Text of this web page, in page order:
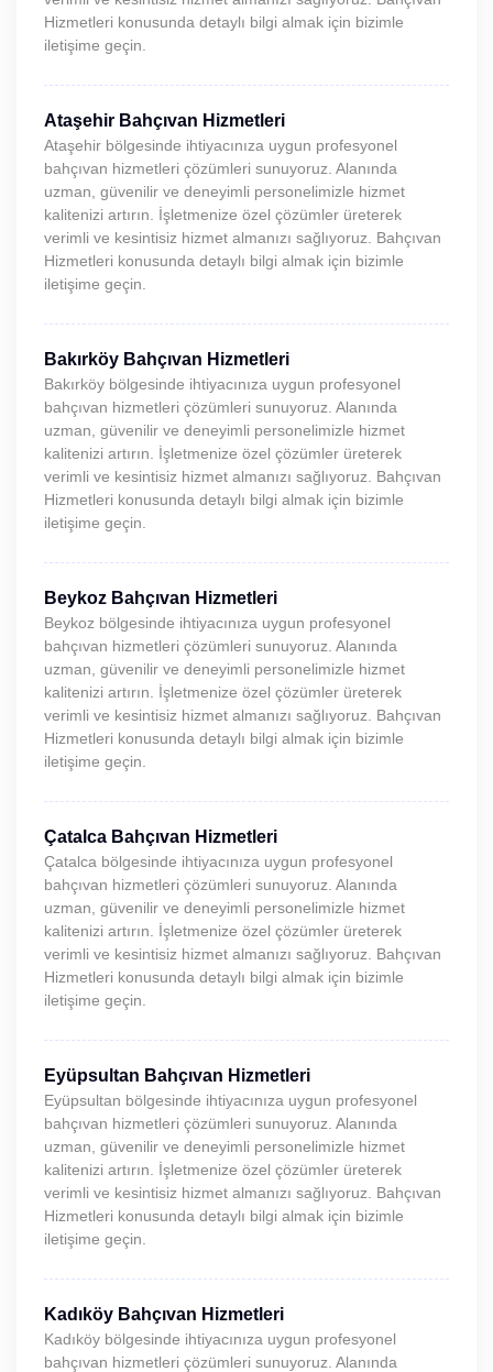
Hizmetleri konusunda detaylı bilgi almak için bizimle
iletişime geçin.
Ataşehir Bahçıvan Hizmetleri
Ataşehir bölgesinde ihtiyacınıza uygun profesyonel
bahçıvan hizmetleri çözümleri sunuyoruz. Alanında
uzman, güvenilir ve deneyimli personelimizle hizmet
kalitenizi artırın. İşletmenize özel çözümler üreterek
verimli ve kesintisiz hizmet almanızı sağlıyoruz. Bahçıvan
Hizmetleri konusunda detaylı bilgi almak için bizimle
iletişime geçin.
Bakırköy Bahçıvan Hizmetleri
Bakırköy bölgesinde ihtiyacınıza uygun profesyonel
bahçıvan hizmetleri çözümleri sunuyoruz. Alanında
uzman, güvenilir ve deneyimli personelimizle hizmet
kalitenizi artırın. İşletmenize özel çözümler üreterek
verimli ve kesintisiz hizmet almanızı sağlıyoruz. Bahçıvan
Hizmetleri konusunda detaylı bilgi almak için bizimle
iletişime geçin.
Beykoz Bahçıvan Hizmetleri
Beykoz bölgesinde ihtiyacınıza uygun profesyonel
bahçıvan hizmetleri çözümleri sunuyoruz. Alanında
uzman, güvenilir ve deneyimli personelimizle hizmet
kalitenizi artırın. İşletmenize özel çözümler üreterek
verimli ve kesintisiz hizmet almanızı sağlıyoruz. Bahçıvan
Hizmetleri konusunda detaylı bilgi almak için bizimle
iletişime geçin.
Çatalca Bahçıvan Hizmetleri
Çatalca bölgesinde ihtiyacınıza uygun profesyonel
bahçıvan hizmetleri çözümleri sunuyoruz. Alanında
uzman, güvenilir ve deneyimli personelimizle hizmet
kalitenizi artırın. İşletmenize özel çözümler üreterek
verimli ve kesintisiz hizmet almanızı sağlıyoruz. Bahçıvan
Hizmetleri konusunda detaylı bilgi almak için bizimle
iletişime geçin.
Eyüpsultan Bahçıvan Hizmetleri
Eyüpsultan bölgesinde ihtiyacınıza uygun profesyonel
bahçıvan hizmetleri çözümleri sunuyoruz. Alanında
uzman, güvenilir ve deneyimli personelimizle hizmet
kalitenizi artırın. İşletmenize özel çözümler üreterek
verimli ve kesintisiz hizmet almanızı sağlıyoruz. Bahçıvan
Hizmetleri konusunda detaylı bilgi almak için bizimle
iletişime geçin.
Kadıköy Bahçıvan Hizmetleri
Kadıköy bölgesinde ihtiyacınıza uygun profesyonel
bahçıvan hizmetleri çözümleri sunuyoruz. Alanında